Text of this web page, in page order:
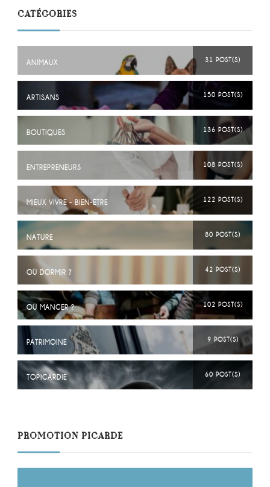
CATÉGORIES
ANIMAUX 31 POST(S)
ARTISANS 150 POST(S)
BOUTIQUES 136 POST(S)
ENTREPRENEURS 108 POST(S)
MIEUX VIVRE - BIEN-ÊTRE 122 POST(S)
NATURE 80 POST(S)
OÙ DORMIR ? 42 POST(S)
OÙ MANGER ? 102 POST(S)
PATRIMOINE 9 POST(S)
TOPICARDIE 60 POST(S)
PROMOTION PICARDE